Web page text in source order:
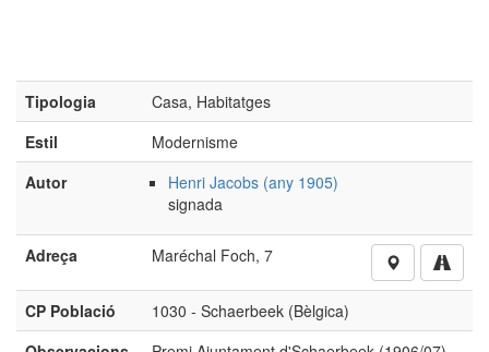
Tipologia
Casa, Habitatges
Estil
Modernisme
Autor
Henri Jacobs (any 1905)
signada
Adreça Maréchal Foch, 7
CP Població
1030 - Schaerbeek (Bèlgica)